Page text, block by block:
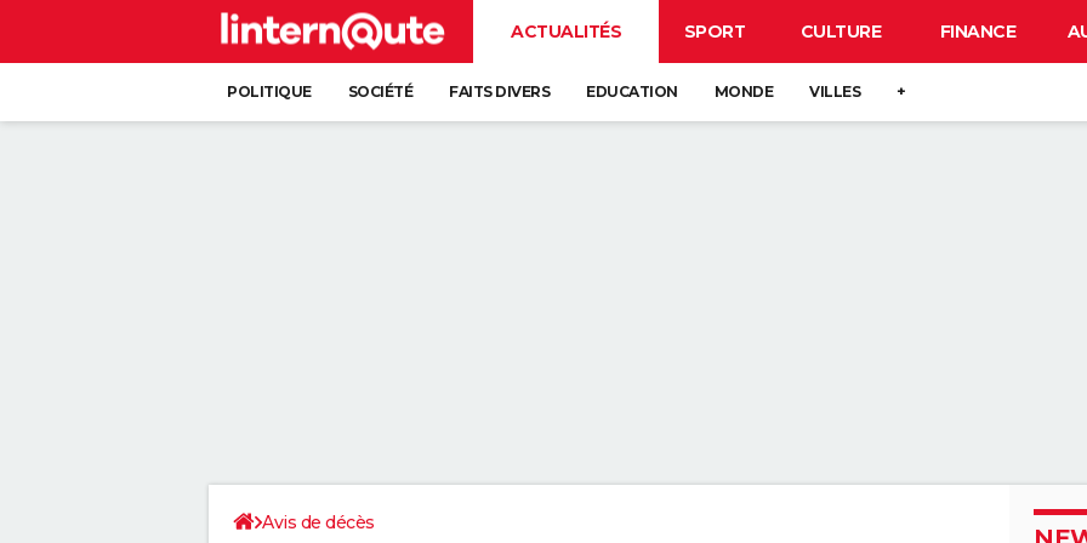
ACTUALITÉS SPORT CULTURE FINANCE
POLITIQUE SOCIÉTÉ FAITS DIVERS EDUCATION MONDE VILLES +
Avis de décès